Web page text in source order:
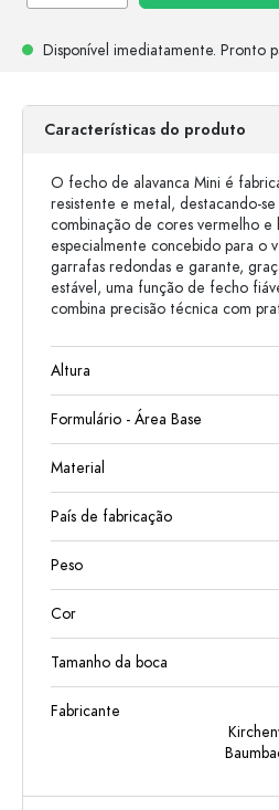
Disponível imediatamente. Pronto
Características do produto
O fecho de alavanca Mini é
resistente e metal, destacando-
combinação de cores vermelho e
especialmente concebido para o
garrafas redondas e garante,
estável, uma função de fecho
combina precisão técnica com
Altura
Formulário - Área Base
Material
País de fabricação
Peso
Cor
Tamanho da boca
Fabricante